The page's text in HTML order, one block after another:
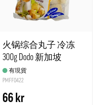
火锅综合丸子 冷冻
300g Dodo 新加坡
有現貨
PMFF0422
66 kr